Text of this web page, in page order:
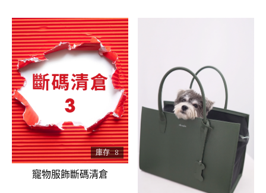
庫存 8
寵物服飾斷碼清倉